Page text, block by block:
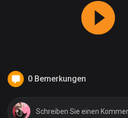
0 Bemerkungen